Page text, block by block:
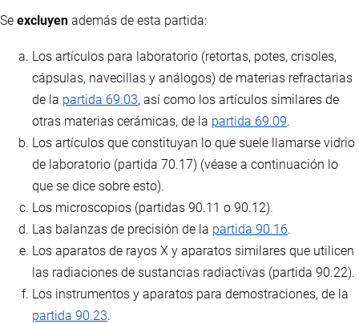
Se excluyen además de esta partida:
Los artículos para laboratorio (retortas, potes, crisoles,
cápsulas, navecillas y análogos) de materias refractarias
de la partida 69.03, así como los artículos similares de
otras materias cerámicas, de la partida 69.09.
Los artículos que constituyan lo que suele llamarse vidrio
de laboratorio (partida 70.17) (véase a continuación lo
que se dice sobre esto).
Los microscopios (partidas 90.11 o 90.12).
Las balanzas de precisión de la partida 90.16.
Los aparatos de rayos X y aparatos similares que utilicen
las radiaciones de sustancias radiactivas (partida 90.22).
Los instrumentos y aparatos para demostraciones, de la
partida 90.23.